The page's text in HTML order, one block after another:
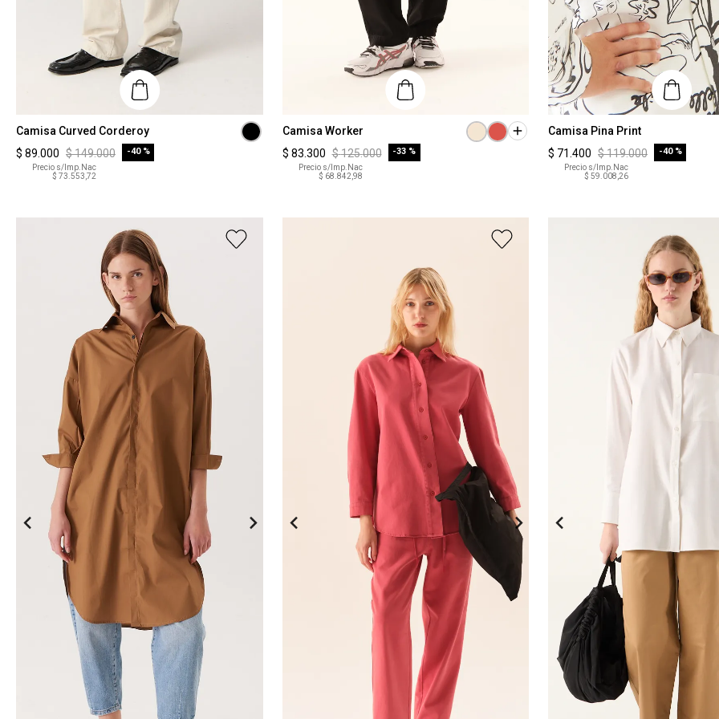
Talle
S
Camisa Curved Corderoy
$ 89.000 $149.000 -40 %
Precio s/Imp.Nac
$ 73.553,72
Talle
XS
Camisa Worker
$ 83.300 $125.000 -33 %
Precio s/Imp.Nac
$ 68.842,98
Talle
XS
Camisa Pina Print
$ 71.400 $119.000 -40 %
Precio s/Imp.Nac
$ 59.008,26